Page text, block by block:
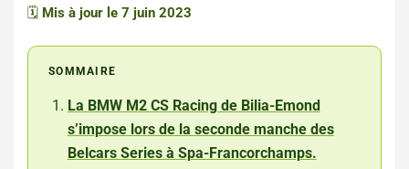
🗓️ Mis à jour le 7 juin 2023
SOMMAIRE
La BMW M2 CS Racing de Bilia-Emond
s’impose lors de la seconde manche des
Belcars Series à Spa-Francorchamps.